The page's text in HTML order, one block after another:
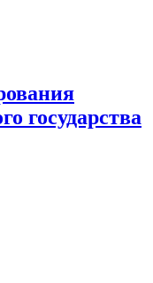
государства